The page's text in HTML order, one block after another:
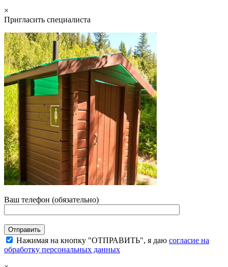
×
Пригласить специалиста
Ваш телефон (обязательно)
Нажимая на кнопку "ОТПРАВИТЬ", я даю согласие на
обработку персональных данных